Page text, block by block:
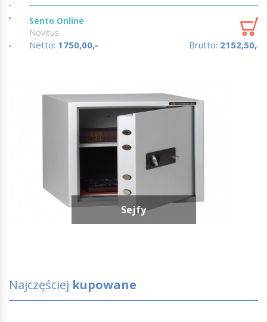
Sento Online
Novitus
Netto:1750,00,- Brutto:2152,50,-
Sejfy
Najczęściej kupowane